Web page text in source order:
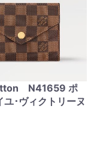
N41659 ポ
ユ･ヴィクトリーヌ